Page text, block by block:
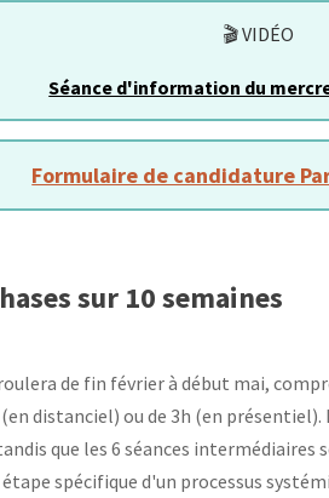
🎬 VIDÉO
Séance d'information du
Formulaire de candidature
sur 10 semaines
de fin février à début mai,
(en distanciel) ou de 3h (en
que les 6 séances
étape spécifique d'un processus